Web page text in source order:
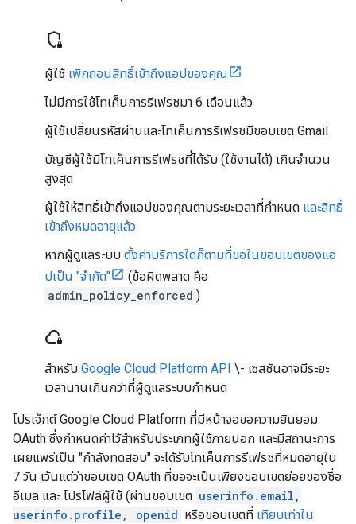
shield_locked
ผู้ใช้ เพิกถอนสิทธิ์เข้าถึงแอปของคุณ
ไม่มีการใช้โทเค็นการรีเฟรชมา 6 เดือนแล้ว
ผู้ใช้เปลี่ยนรหัสผ่านและโทเค็นการรีเฟรชมีขอบเขต Gmail
บัญชีผู้ใช้มีโทเค็นการรีเฟรชที่ได้รับ (ใช้งานได้) เกินจำนวน
สูงสุด
ผู้ใช้ให้สิทธิ์เข้าถึงแอปของคุณตามระยะเวลาที่กำหนด และสิทธิ์
เข้าถึงหมดอายุแล้ว
หากผู้ดูแลระบบ ตั้งค่าบริการใดก็ตามที่ขอในขอบเขตของแอ
ปเป็น "จำกัด"
(ข้อผิดพลาด คือ
admin_policy_enforced )
cloud_lock
สำหรับ Google Cloud Platform API \- เซสชันอาจมีระยะ
เวลานานเกินกว่าที่ผู้ดูแลระบบกำหนด
โปรเจ็กต์ Google Cloud Platform ที่มีหน้าจอขอความยินยอม
OAuth ซึ่งกำหนดค่าไว้สำหรับประเภทผู้ใช้ภายนอก และมีสถานะการ
เผยแพร่เป็น "กำลังทดสอบ" จะได้รับโทเค็นการรีเฟรชที่หมดอายุใน
7 วัน เว้นแต่ว่าขอบเขต OAuth ที่ขอจะเป็นเพียงขอบเขตย่อยของชื่อ
อีเมล และ โปรไฟล์ผู้ใช้ (ผ่านขอบเขต userinfo.email,
userinfo.profile, openid หรือขอบเขตที่ เทียบเท่าใน